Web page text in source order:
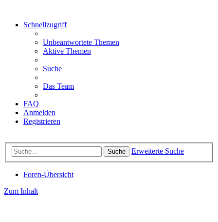
Schnellzugriff
Unbeantwortete Themen
Aktive Themen
Suche
Das Team
FAQ
Anmelden
Registrieren
Suche Erweiterte Suche
Foren-Übersicht
Zum Inhalt